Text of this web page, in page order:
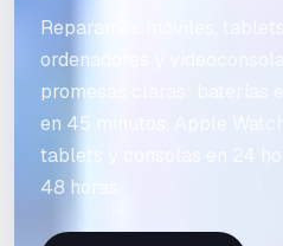
Reparamos móviles,
ordenadores y
promesas claras: baterías
en 45 minutos, Apple
tablets y consolas en 24
48 horas.